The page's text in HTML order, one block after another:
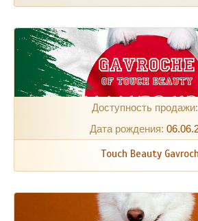
Доступность
Дата рождения:
Touch Beauty